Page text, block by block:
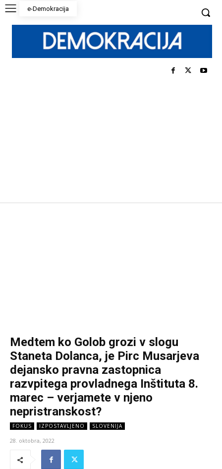
e-Demokracija
Medtem ko Golob grozi v slogu
Staneta Dolanca, je Pirc Musarjeva
dejansko pravna zastopnica
razvpitega provladnega Inštituta 8.
marec – verjamete v njeno
nepristranskost?
FOKUS IZPOSTAVLJENO SLOVENIJA
28. oktobra, 2022